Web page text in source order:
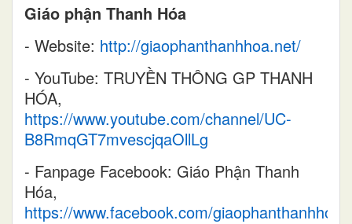
Giáo phận Thanh Hóa
- Website: http://giaophanthanhhoa.net/
- YouTube: TRUYỀN THÔNG GP THANH
HÓA,
https://www.youtube.com/channel/UC-
B8RmqGT7mvescjqaOllLg
- Fanpage Facebook: Giáo Phận Thanh
Hóa,
https://www.facebook.com/giaophanthanhhoa